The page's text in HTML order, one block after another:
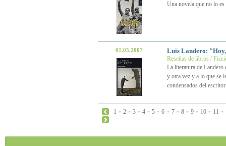
Una novela que no lo
01.05.2007 Luis Landero:
Reseñas de libros /
La literatura de Landero
y otra vez y a lo que se
condensados del
1 -2 -3 -4 -5 -6 - 7- 8- 9- 10- 11 -